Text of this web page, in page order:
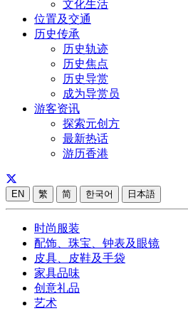
文化生活
位置及交通
历史传承
历史轨迹
历史焦点
历史导赏
成为导赏员
游客资讯
探索元创方
最新热话
游历香港
EN 繁 简 한국어 日本語
时尚服装
配饰、珠宝、钟表及眼镜
皮具、皮鞋及手袋
家具品味
创意礼品
艺术